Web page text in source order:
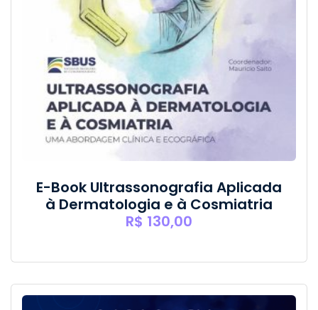
E-Book Ultrassonografia Aplicada
à Dermatologia e à Cosmiatria
R$ 130,00